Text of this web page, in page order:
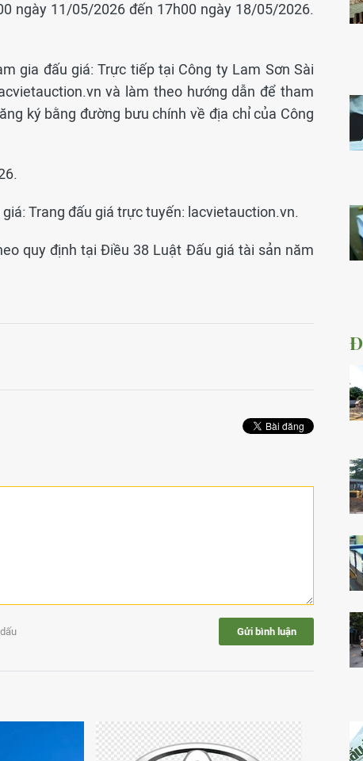
ngày 11/05/2026 đến 17h00 ngày 18/05/2026.
gia đấu giá: Trực tiếp tại Công ty Lam Sơn Sài
và làm theo hướng dẫn để tham
ký bằng đường bưu chính về địa chỉ của Công
Trang đấu giá trực tuyến: lacvietauction.vn.
quy định tại Điều 38 Luật Đấu giá tài sản năm
Gửi bình luận